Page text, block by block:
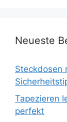
Neueste
Steckdosen
Tapezieren
perfekt